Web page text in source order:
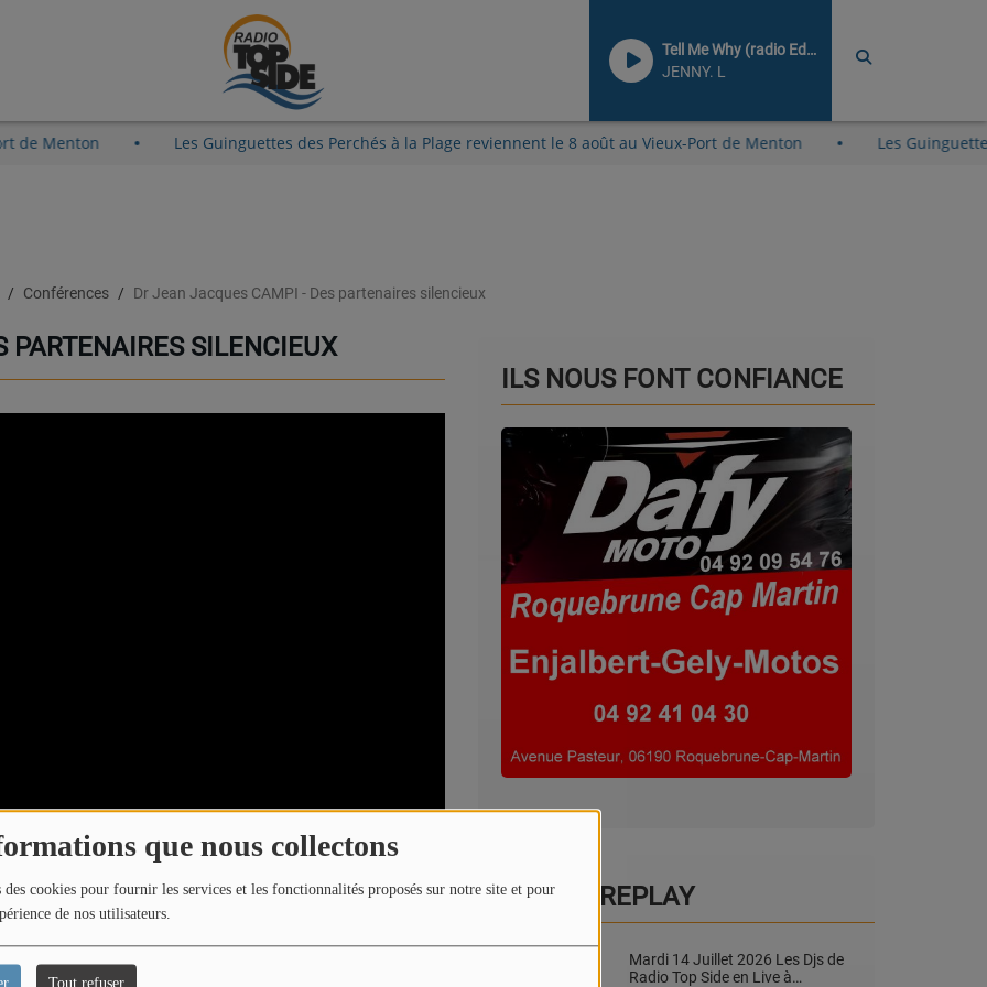
que nous collectons
cookies pour fournir les services et les fonctionnalités proposés sur notre site et pour
de nos utilisateurs.
Tell Me Why (radio Edit)
JENNY. L
Port de Menton Les Guinguettes des Perchés à la Plage reviennent le 8 août au Vieux-Port de Menton Les
Conférences Dr Jean Jacques CAMPI - Des partenaires silencieux
PARTENAIRES SILENCIEUX
se trouve le lien que nous pouvons « percevoir »
et l’invisible, le connaissable, aujourd’hui
ILS NOUS FONT CONFIANCE
VIDÉOS REPLAY
Mardi 14 Juillet 2026 Les Djs de
Radio Top Side en Live à